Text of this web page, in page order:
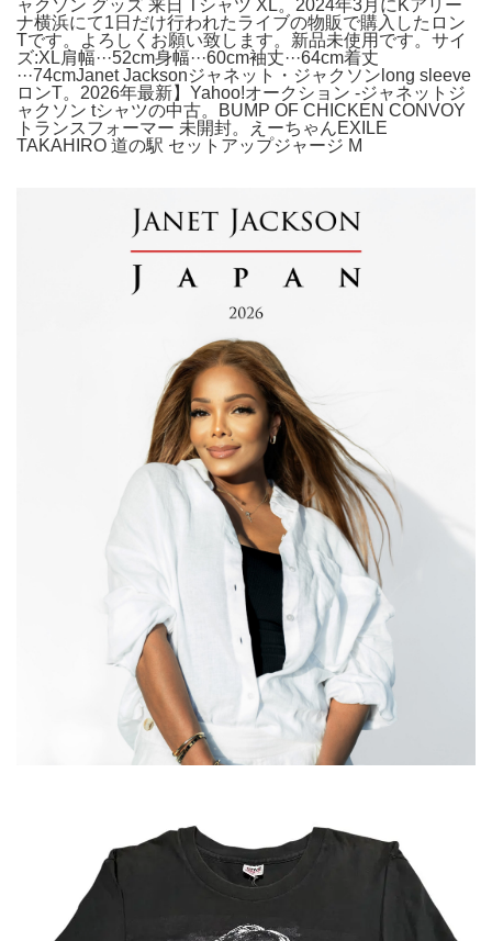
ャクソン グッズ 来日 Tシャツ XL。2024年3月にKアリー
ナ横浜にて1日だけ行われたライブの物販で購入したロン
Tです。よろしくお願い致します。新品未使用です。サイ
ズ:XL肩幅···52cm身幅···60cm袖丈···64cm着丈
···74cmJanet Jacksonジャネット・ジャクソンlong sleeve
ロンT。2026年最新】Yahoo!オークション -ジャネットジ
ャクソン tシャツの中古。BUMP OF CHICKEN CONVOY
トランスフォーマー 未開封。えーちゃんEXILE
TAKAHIRO 道の駅 セットアップジャージ M